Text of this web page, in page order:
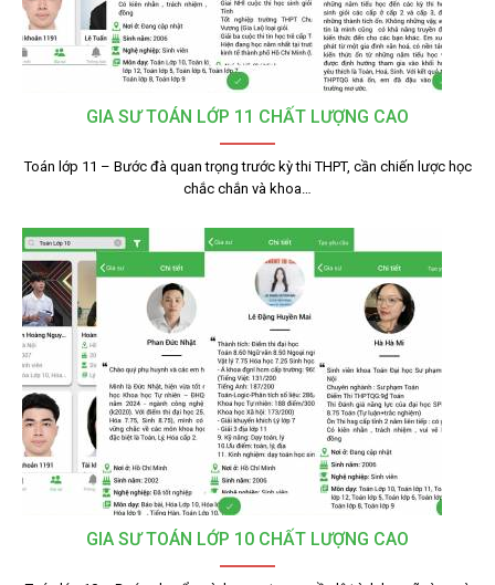
GIA SƯ TOÁN LỚP 11 CHẤT LƯỢNG CAO
Toán lớp 11 – Bước đà quan trọng trước kỳ thi THPT, cần chiến lược học
chắc chắn và khoa…
GIA SƯ TOÁN LỚP 10 CHẤT LƯỢNG CAO